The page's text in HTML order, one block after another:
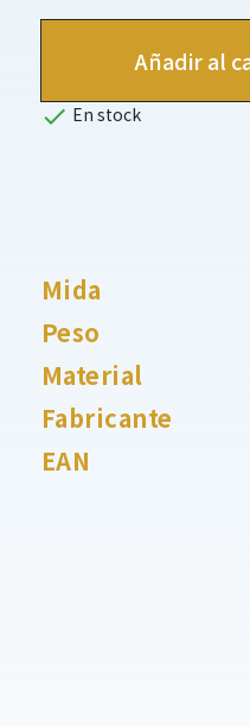
Añadir al
 En stock
Mida
Peso
Material
Fabricante
EAN